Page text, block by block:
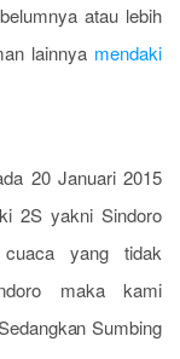
atau lebih
lainnya mendaki
20 Januari 2015
2S yakni Sindoro
yang tidak
maka kami
Sumbing